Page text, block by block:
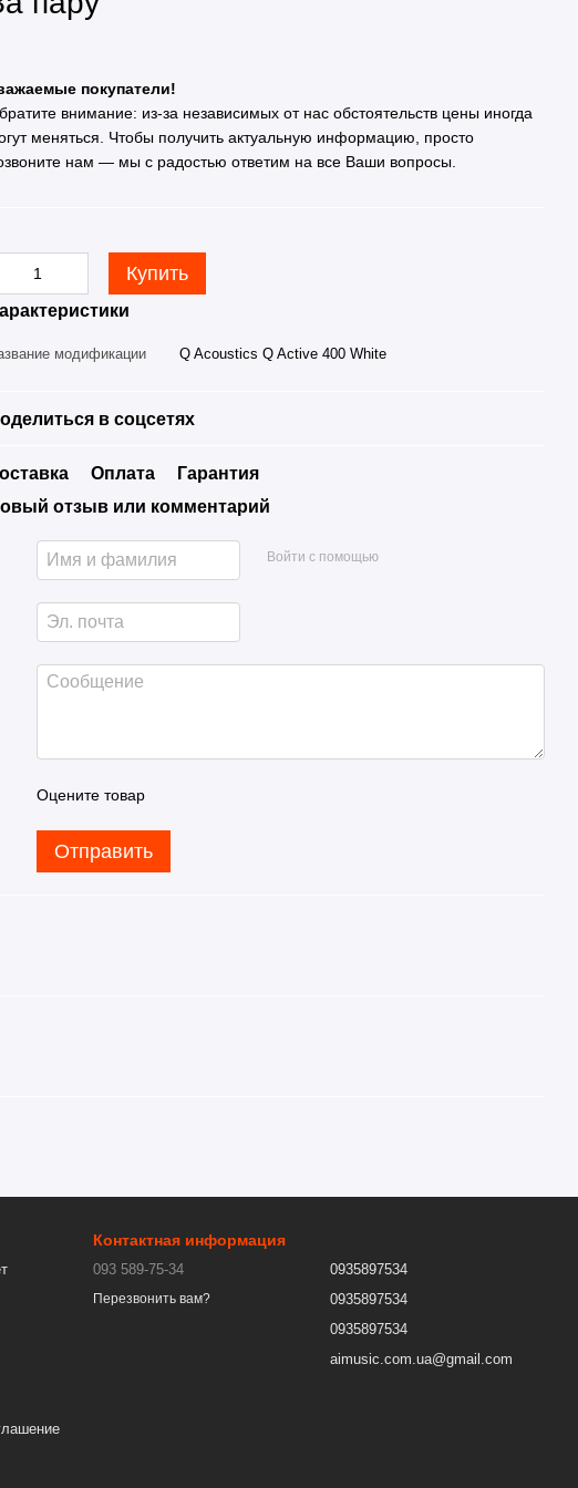
покупатели!
внимание: из-за независимых от нас обстоятельств цены иногда
меняться. Чтобы получить актуальную информацию, просто
нам — мы с радостью ответим на все Ваши вопросы.
Купить
модификации Q Acoustics Q Active 400 White
в соцсетях
Оплата
Гарантия
отзыв или комментарий
Войти с помощью
Оцените товар
Отправить
Контактная информация
093 589-75-34
Перезвонить вам?
0935897534
0935897534
0935897534
aimusic.com.ua@gmail.com